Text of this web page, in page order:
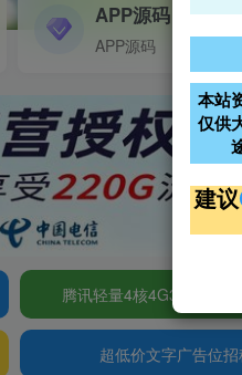
APP源码
APP源码
腾讯轻量4核4G3M服务器
超低价文字广告位招
本站
仅供
建议